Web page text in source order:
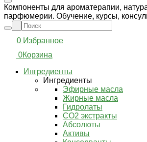
Компоненты для ароматерапии,
парфюмерии. Обучение, курсы,
0 Избранное
0Корзина
Ингредиенты
Ингредиенты
Эфирные масла
Жирные масла
Гидролаты
СО2 экстракты
Абсолюты
Активы